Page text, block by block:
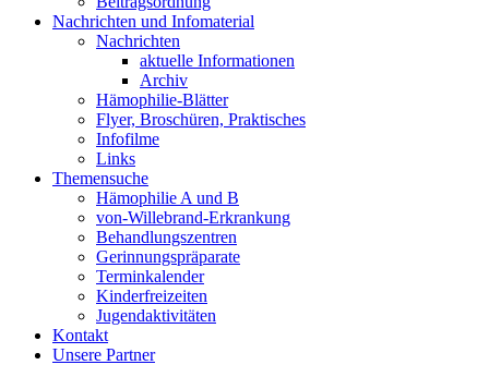
Nachrichten und Infomaterial
Nachrichten
aktuelle Informationen
Archiv
Hämophilie-Blätter
Flyer, Broschüren, Praktisches
Infofilme
Links
Themensuche
Hämophilie A und B
von-Willebrand-Erkrankung
Behandlungszentren
Gerinnungspräparate
Terminkalender
Kinderfreizeiten
Jugendaktivitäten
Kontakt
Unsere Partner